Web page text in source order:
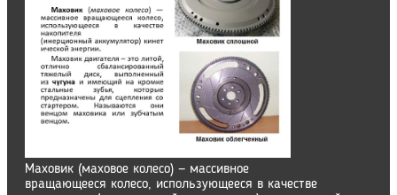
Маховик (маховое колесо) — массивное
вращающееся колесо, использующееся в качестве